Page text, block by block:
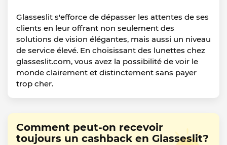
Glasseslit s'efforce de dépasser les attentes de ses
clients en leur offrant non seulement des
solutions de vision élégantes, mais aussi un niveau
de service élevé. En choisissant des lunettes chez
glasseslit.com, vous avez la possibilité de voir le
monde clairement et distinctement sans payer
trop cher.
Comment peut-on recevoir
toujours un cashback en Glasseslit?